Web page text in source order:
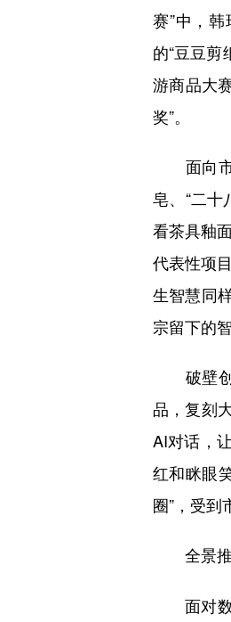
赛”中，
的“豆豆剪
游商品大
奖”。
面向市
皂、“二十
看茶具釉
代表性项
生智慧同
宗留下的
破壁创
品，复刻
AI对话，
红和眯眼
圈”，受到
全景推
面对数